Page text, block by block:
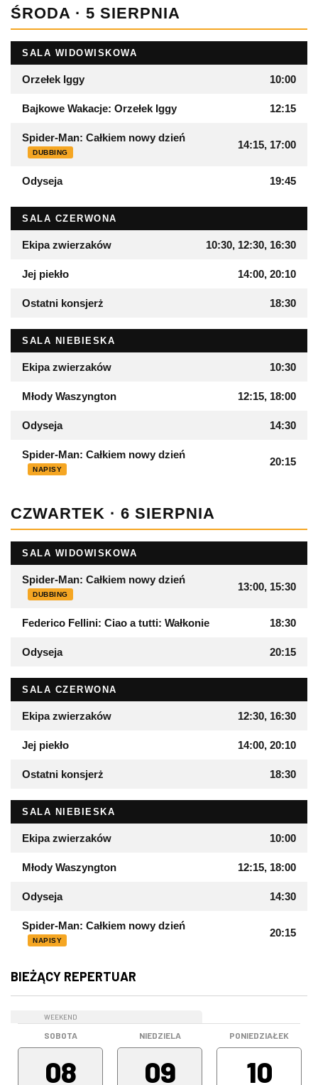
ŚRODA · 5 SIERPNIA
SALA WIDOWISKOWA
Orzełek Iggy 10:00
Bajkowe Wakacje: Orzełek Iggy 12:15
Spider-Man: Całkiem nowy dzień
DUBBING
14:15, 17:00
Odyseja 19:45
SALA CZERWONA
Ekipa zwierzaków 10:30, 12:30, 16:30
Jej piekło 14:00, 20:10
Ostatni konsjerż 18:30
SALA NIEBIESKA
Ekipa zwierzaków 10:30
Młody Waszyngton 12:15, 18:00
Odyseja 14:30
Spider-Man: Całkiem nowy dzień
NAPISY
20:15
CZWARTEK · 6 SIERPNIA
SALA WIDOWISKOWA
Spider-Man: Całkiem nowy dzień
DUBBING
13:00, 15:30
Federico Fellini: Ciao a tutti: Wałkonie 18:30
Odyseja 20:15
SALA CZERWONA
Ekipa zwierzaków 12:30, 16:30
Jej piekło 14:00, 20:10
Ostatni konsjerż 18:30
SALA NIEBIESKA
Ekipa zwierzaków 10:00
Młody Waszyngton 12:15, 18:00
Odyseja 14:30
Spider-Man: Całkiem nowy dzień
NAPISY
20:15
BIEŻĄCY REPERTUAR
WEEKEND
SOBOTA
08
NIEDZIELA
09
PONIEDZIAŁEK
10